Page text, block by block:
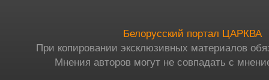
Белорусский портал ЦАРКВА
При копировании эксклюзивных материалов
Мнения авторов могут не совпадать с